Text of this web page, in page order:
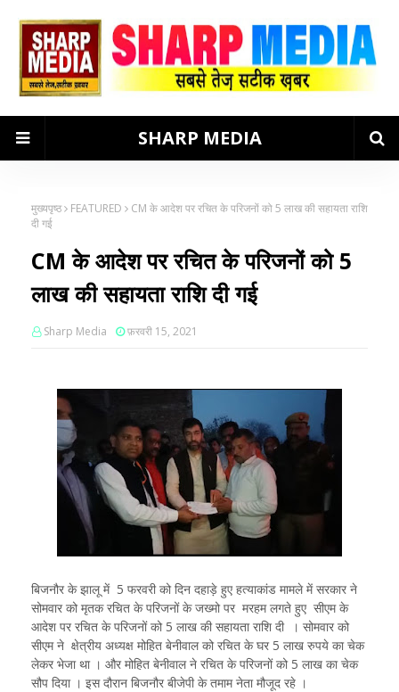
SHARP MEDIA
मुख्यपृष्ठ FEATURED
CM के आदेश पर रचित के परिजनों को 5 लाख की सहायता राशि
दी गई
CM के आदेश पर रचित के परिजनों को 5
लाख की सहायता राशि दी गई
Sharp Media फ़रवरी 15, 2021
बिजनौर के झालू में 5 फरवरी को दिन दहाड़े हुए हत्याकांड मामले में सरकार ने
सोमवार को मृतक रचित के परिजनों के जख्मो पर मरहम लगते हुए सीएम के
आदेश पर रचित के परिजनों को 5 लाख की सहायता राशि दी । सोमवार को
सीएम ने क्षेत्रीय अध्यक्ष मोहित बेनीवाल को रचित के घर 5 लाख रुपये का चेक
लेकर भेजा था । और मोहित बेनीवाल ने रचित के परिजनों को 5 लाख का चेक
सौप दिया । इस दौरान बिजनौर बीजेपी के तमाम नेता मौजूद रहे ।